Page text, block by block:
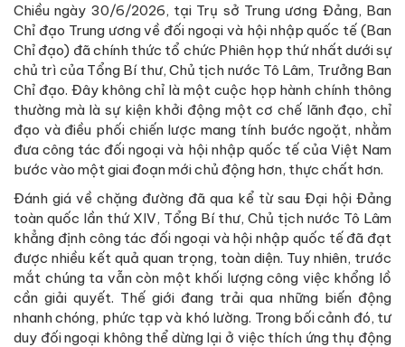
Chiều ngày 30/6/2026, tại Trụ sở Trung ương Đảng, Ban
Chỉ đạo Trung ương về đối ngoại và hội nhập quốc tế (Ban
Chỉ đạo) đã chính thức tổ chức Phiên họp thứ nhất dưới sự
chủ trì của Tổng Bí thư, Chủ tịch nước Tô Lâm, Trưởng Ban
Chỉ đạo. Đây không chỉ là một cuộc họp hành chính thông
thường mà là sự kiện khởi động một cơ chế lãnh đạo, chỉ
đạo và điều phối chiến lược mang tính bước ngoặt, nhằm
đưa công tác đối ngoại và hội nhập quốc tế của Việt Nam
bước vào một giai đoạn mới chủ động hơn, thực chất hơn.
Đánh giá về chặng đường đã qua kể từ sau Đại hội Đảng
toàn quốc lần thứ XIV, Tổng Bí thư, Chủ tịch nước Tô Lâm
khẳng định công tác đối ngoại và hội nhập quốc tế đã đạt
được nhiều kết quả quan trọng, toàn diện. Tuy nhiên, trước
mắt chúng ta vẫn còn một khối lượng công việc khổng lồ
cần giải quyết. Thế giới đang trải qua những biến động
nhanh chóng, phức tạp và khó lường. Trong bối cảnh đó, tư
duy đối ngoại không thể dừng lại ở việc thích ứng thụ động